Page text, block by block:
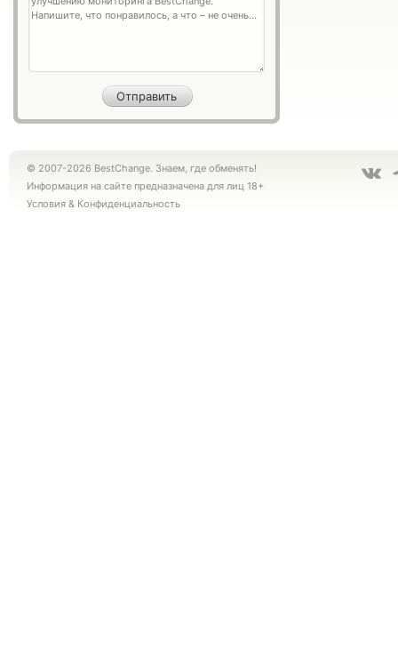
© 2007-2026 BestChange. Знаем, где обменять!
Информация на сайте предназначена для лиц 18+
Условия & Конфиденциальность